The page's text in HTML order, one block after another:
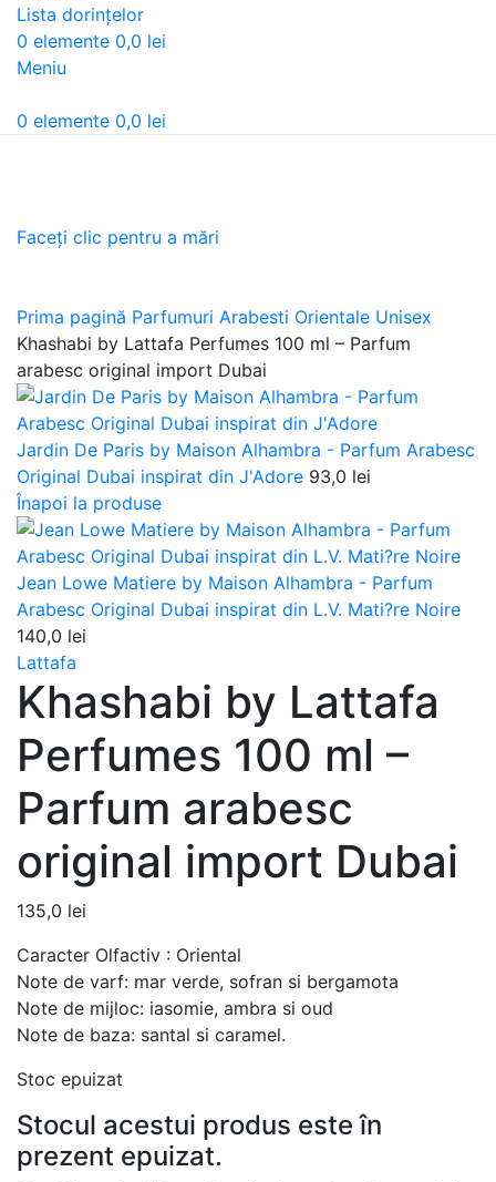
Lista dorințelor
0 elemente 0,0 lei
Meniu
0 elemente 0,0 lei
Faceți clic pentru a mări
Prima pagină Parfumuri Arabesti Orientale Unisex
Khashabi by Lattafa Perfumes 100 ml – Parfum
arabesc original import Dubai
Jardin De Paris by Maison Alhambra - Parfum Arabesc
Original Dubai inspirat din J'Adore 93,0 lei
Înapoi la produse
Jean Lowe Matiere by Maison Alhambra - Parfum
Arabesc Original Dubai inspirat din L.V. Mati?re Noire
140,0 lei
Lattafa
Khashabi by Lattafa
Perfumes 100 ml –
Parfum arabesc
original import Dubai
135,0 lei
Caracter Olfactiv : Oriental
Note de varf: mar verde, sofran si bergamota
Note de mijloc: iasomie, ambra si oud
Note de baza: santal si caramel.
Stoc epuizat
Stocul acestui produs este în
prezent epuizat.